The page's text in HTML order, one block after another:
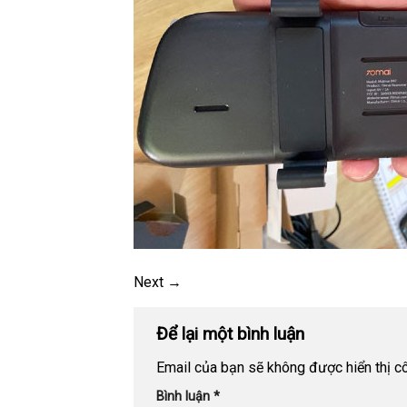
Next →
Để lại một bình luận
Email của bạn sẽ không được hiển thị
Bình luận *